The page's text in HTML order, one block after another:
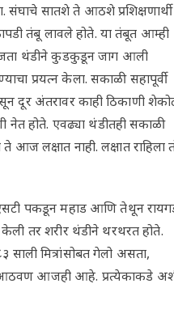
संघाचे सातशे ते आठशे प्रशिक्षणार्थी
तंबू लावले होते. या तंबूत आम्ही
थंडीने कुडकुडून जाग आली
प्रयत्न केला. सकाळी सहापूर्वी
दूर अंतरावर काही ठिकाणी
नेत होते. एवढ्या थंडीतही सकाळी
लक्षात नाही. लक्षात राहिला
पकडून महाड आणि तेथून
तर शरीर थंडीने थरथरत होते.
मित्रांसोबत गेलो असता,
आठवण आजही आहे. प्रत्येकाकडे